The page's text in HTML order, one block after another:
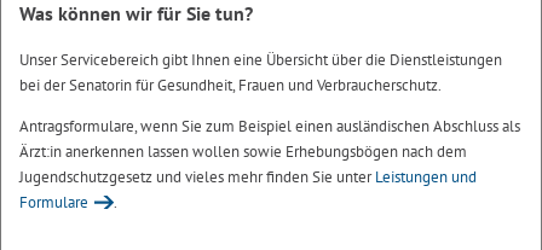
Was können wir für Sie tun?
Unser Servicebereich gibt Ihnen eine Übersicht über die Dienstleistungen
bei der Senatorin für Gesundheit, Frauen und Verbraucherschutz.
Antragsformulare, wenn Sie zum Beispiel einen ausländischen Abschluss als
Ärzt:in anerkennen lassen wollen sowie Erhebungsbögen nach dem
Jugendschutzgesetz und vieles mehr finden Sie unterLeistungen und
Formulare
.